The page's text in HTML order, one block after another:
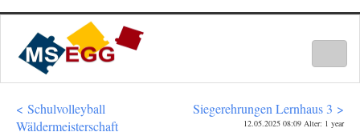
Siegerehrungen Lernhaus 3 >
< Schulvolleyball
Wäldermeisterschaft
12.05.2025 08:09 Alter: 1 year